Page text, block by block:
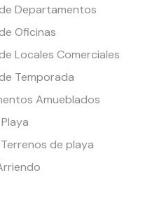
Departamentos
Oficinas
Locales Comerciales
Temporada
Amueblados
de playa